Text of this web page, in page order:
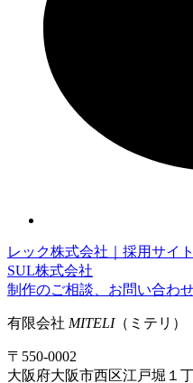
レック株式会社｜採用サイト
SUL株式会社
制作のご相談、お問い合わ
有限会社 MITELI（ミテリ）
〒550-0002
大阪府大阪市西区江戸堀１